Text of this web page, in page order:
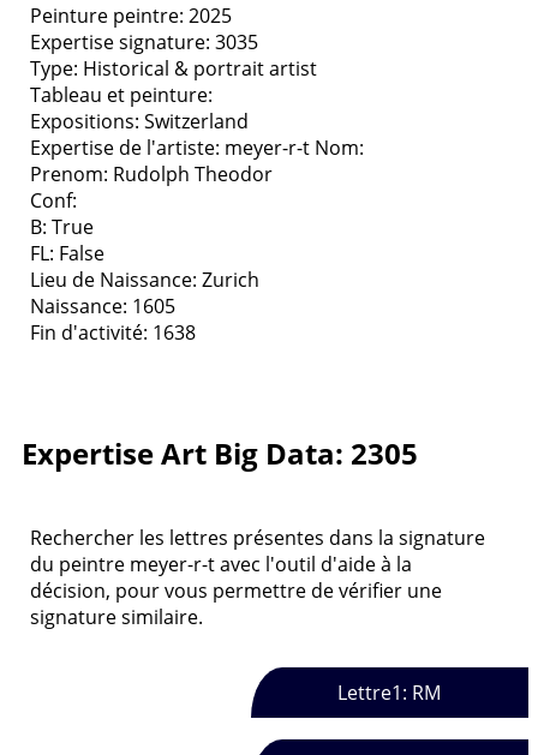
Peinture peintre: 2025
Expertise signature: 3035
Type: Historical & portrait artist
Tableau et peinture:
Expositions: Switzerland
Expertise de l'artiste: meyer-r-t Nom:
Prenom: Rudolph Theodor
Conf:
B: True
FL: False
Lieu de Naissance: Zurich
Naissance: 1605
Fin d'activité: 1638
Expertise Art Big Data: 2305
Rechercher les lettres présentes dans la signature
du peintre meyer-r-t avec l'outil d'aide à la
décision, pour vous permettre de vérifier une
signature similaire.
Lettre1: RM